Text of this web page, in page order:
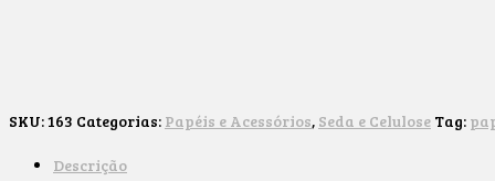
SKU:163 Categorias: Papéis e Acessórios, Seda e Celulose Tag:
Descrição